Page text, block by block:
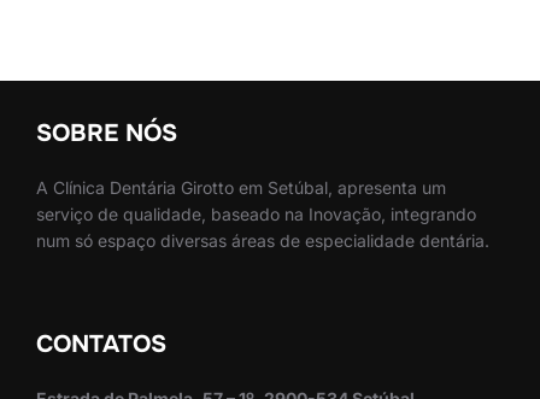
SOBRE NÓS
A Clínica Dentária Girotto em Setúbal, apresenta um
serviço de qualidade, baseado na Inovação, integrando
num só espaço diversas áreas de especialidade dentária.
CONTATOS